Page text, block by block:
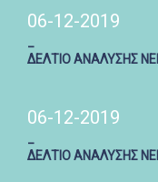
06-12-2019
ΔΕΛΤΙΟ ΑΝΑΛΥΣΗΣ
06-12-2019
ΔΕΛΤΙΟ ΑΝΑΛΥΣΗΣ